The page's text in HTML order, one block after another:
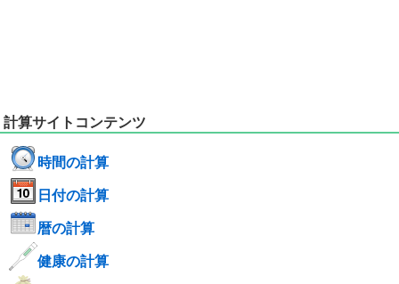
計算サイトコンテンツ
時間の計算
日付の計算
暦の計算
健康の計算